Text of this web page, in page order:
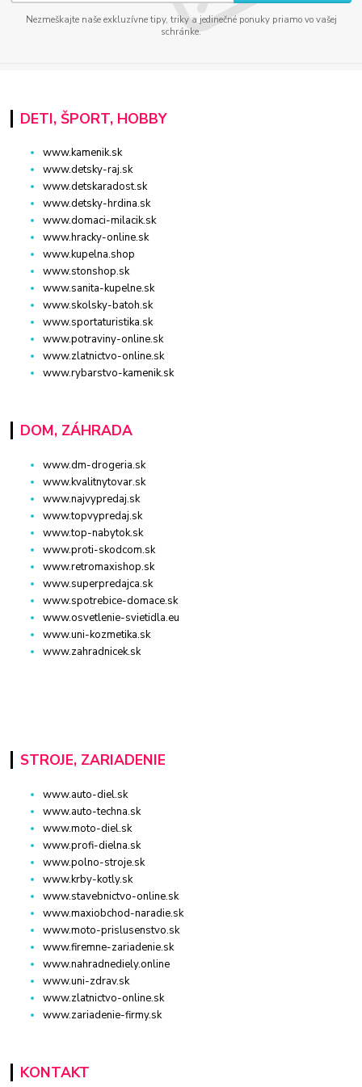
Nezmeškajte naše exkluzívne tipy, triky a jedinečné ponuky priamo vo vašej
schránke.
DETI, ŠPORT, HOBBY
www.kamenik.sk
www.detsky-raj.sk
www.detskaradost.sk
www.detsky-hrdina.sk
www.domaci-milacik.sk
www.hracky-online.sk
www.kupelna.shop
www.stonshop.sk
www.sanita-kupelne.sk
www.skolsky-batoh.sk
www.sportaturistika.sk
www.potraviny-online.sk
www.zlatnictvo-online.sk
www.rybarstvo-kamenik.sk
DOM, ZÁHRADA
www.dm-drogeria.sk
www.kvalitnytovar.sk
www.najvypredaj.sk
www.topvypredaj.sk
www.top-nabytok.sk
www.proti-skodcom.sk
www.retromaxishop.sk
www.superpredajca.sk
www.spotrebice-domace.sk
www.osvetlenie-svietidla.eu
www.uni-kozmetika.sk
www.zahradnicek.sk
STROJE, ZARIADENIE
www.auto-diel.sk
www.auto-techna.sk
www.moto-diel.sk
www.profi-dielna.sk
www.polno-stroje.sk
www.krby-kotly.sk
www.stavebnictvo-online.sk
www.maxiobchod-naradie.sk
www.moto-prislusenstvo.sk
www.firemne-zariadenie.sk
www.nahradnediely.online
www.uni-zdrav.sk
www.zlatnictvo-online.sk
www.zariadenie-firmy.sk
KONTAKT